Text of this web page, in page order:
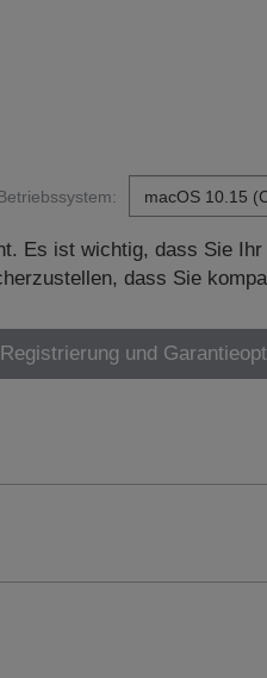
Es ist wichtig, dass Sie Ihr
dass Sie
Registrierung und